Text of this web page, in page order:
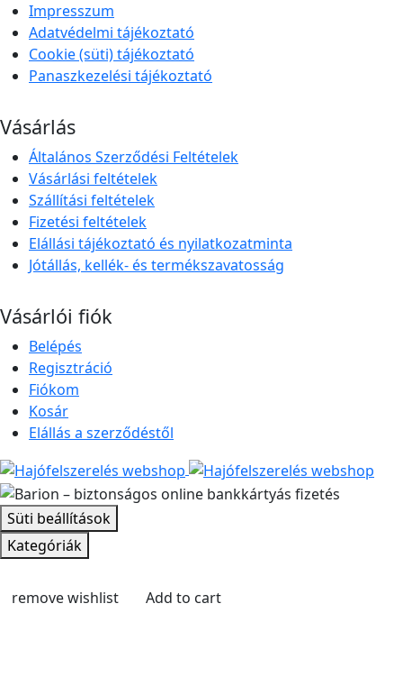
Impresszum
Adatvédelmi tájékoztató
Cookie (süti) tájékoztató
Panaszkezelési tájékoztató
Vásárlás
Általános Szerződési Feltételek
Vásárlási feltételek
Szállítási feltételek
Fizetési feltételek
Elállási tájékoztató és nyilatkozatminta
Jótállás, kellék- és termékszavatosság
Vásárlói fiók
Belépés
Regisztráció
Fiókom
Kosár
Elállás a szerződéstől
Süti beállítások
Kategóriák
remove wishlist Add to cart